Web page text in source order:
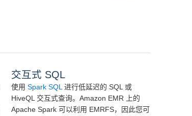
交互式 SQL
使用Spark SQL进行低延迟的 SQL 或
HiveQL 交互式查询。Amazon EMR 上的
Apache Spark 可以利用 EMRFS，因此您可